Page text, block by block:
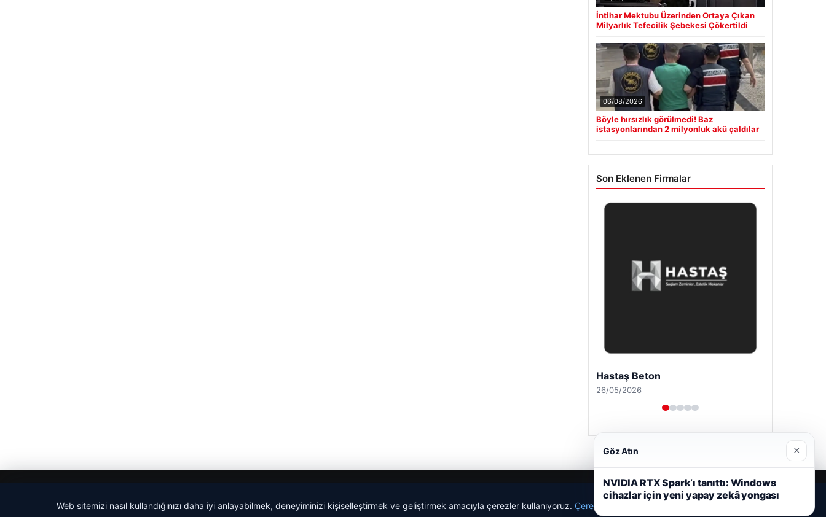
İntihar Mektubu Üzerinden Ortaya Çıkan
Milyarlık Tefecilik Şebekesi Çökertildi
06/08/2026
Böyle hırsızlık görülmedi! Baz
istasyonlarından 2 milyonluk akü çaldılar
Son Eklenen Firmalar
Hastaş Beton
26/05/2026
Web sitemizi nasıl kullandığınızı daha iyi anlayabilmek, deneyiminizi kişiselleştirmek ve geliştirmek amacıyla çerezler kullanıyoruz. Çerez Politikamız
Göz Atın ×
NVIDIA RTX Spark’ı tanıttı: Windows
cihazlar için yeni yapay zekâ yongası